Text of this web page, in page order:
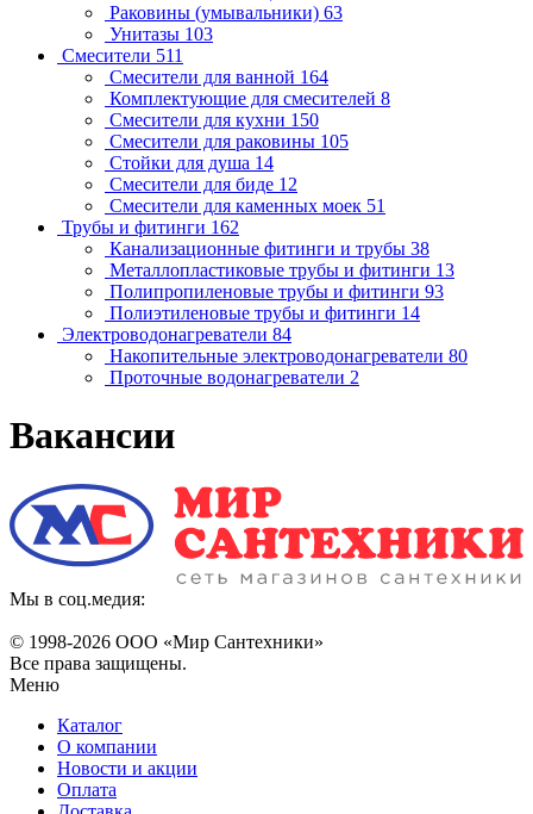
Раковины (умывальники) 63
Унитазы 103
Смесители 511
Смесители для ванной 164
Комплектующие для смесителей 8
Смесители для кухни 150
Смесители для раковины 105
Стойки для душа 14
Смесители для биде 12
Смесители для каменных моек 51
Трубы и фитинги 162
Канализационные фитинги и трубы 38
Металлопластиковые трубы и фитинги 13
Полипропиленовые трубы и фитинги 93
Полиэтиленовые трубы и фитинги 14
Электроводонагреватели 84
Накопительные электроводонагреватели 80
Проточные водонагреватели 2
Вакансии
Мы в соц.медия:
© 1998-2026 ООО «Мир Сантехники»
Все права защищены.
Меню
Каталог
О компании
Новости и акции
Оплата